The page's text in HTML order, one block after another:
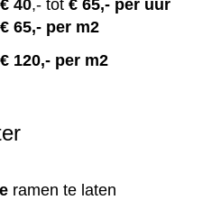
€ 40,- tot € 65,- per uur
€ 65,- per m2
€ 120,- per m2
ramen te laten